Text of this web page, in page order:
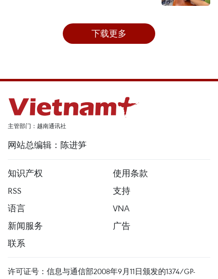
下载更多
主管部门：越南通讯社
网站总编辑：陈进笋
知识产权
使用条款
RSS
支持
语言
VNA
新闻服务
广告
联系
许可证号：信息与通信部2008年9月11日颁发的1374/GP-